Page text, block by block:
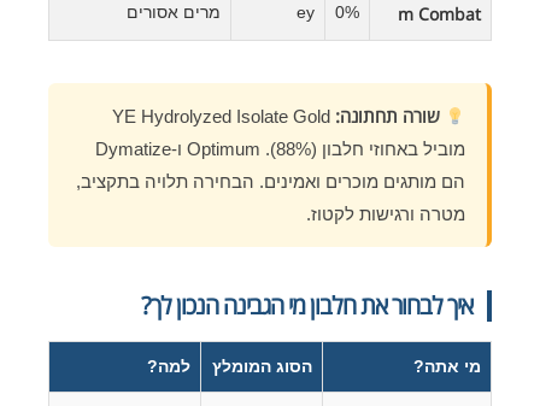
m Combat
0%
ey
מרים אסורים
שורה תחתונה: YE Hydrolyzed Isolate Gold
מוביל באחוזי חלבון (88%). Optimum ו-Dymatize
הם מותגים מוכרים ואמינים. הבחירה תלויה בתקציב,
מטרה ורגישות לקטוז.
איך לבחור את חלבון מי הגבינה הנכון לך?
מי אתה? הסוג המומלץ למה?